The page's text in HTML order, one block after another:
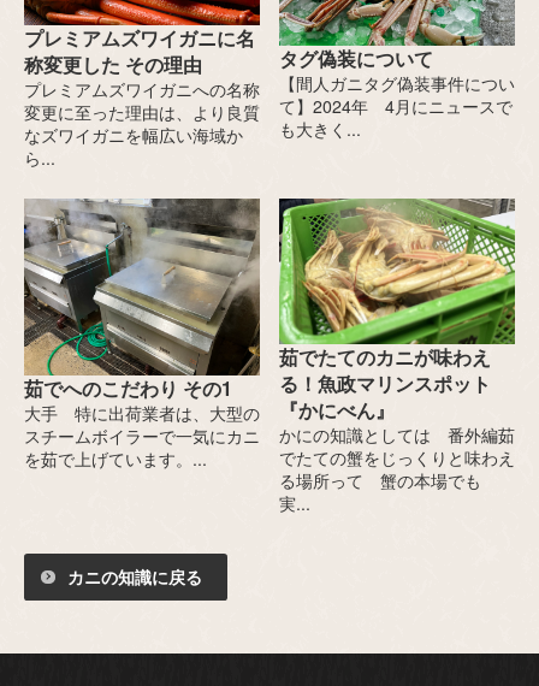
プレミアムズワイガニに名
称変更した その理由
プレミアムズワイガニへの名称
変更に至った理由は、より良質
なズワイガニを幅広い海域か
ら...
タグ偽装について
【間人ガニタグ偽装事件につい
て】2024年 4月にニュースで
も大きく...
茹でへのこだわり その1
大手 特に出荷業者は、大型の
スチームボイラーで一気にカニ
を茹で上げています。...
茹でたてのカニが味わえ
る！魚政マリンスポット
『かにべん』
かにの知識としては 番外編茹
でたての蟹をじっくりと味わえ
る場所って 蟹の本場でも
実...
カニの知識に戻る